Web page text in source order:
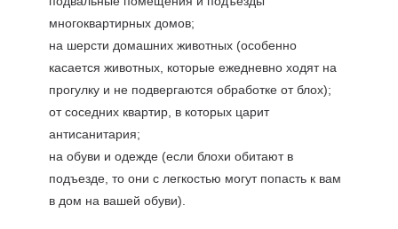
многоквартирных домов;
на шерсти домашних животных (особенно
касается животных, которые ежедневно ходят на
прогулку и не подвергаются обработке от блох);
от соседних квартир, в которых царит
антисанитария;
на обуви и одежде (если блохи обитают в
подъезде, то они с легкостью могут попасть к вам
в дом на вашей обуви).